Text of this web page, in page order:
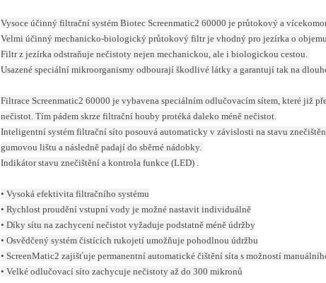
Vysoce účinný filtrační systém Biotec Screenmatic2 60000 je průtokový a
Velmi účinný mechanicko-biologický průtokový filtr je vhodný pro jezírka o
Filtr z jezírka odstraňuje nečistoty nejen mechanickou, ale i biologickou cestou.
Usazené speciální mikroorganismy odbourají škodlivé látky a garantují tak na
Filtrace Screenmatic2 60000 je vybavena speciálním odlučovacím sítem, které již
nečistot. Tím pádem skrze filtrační houby protéká daleko méně nečistot.
Inteligentní systém filtrační síto posouvá automaticky v závislosti na stavu
gumovou lištu a následně padají do sběrné nádobky.
Indikátor stavu znečištění a kontrola funkce (LED) .
• Vysoká efektivita filtračního systému
• Rychlost proudění vstupní vody je možné nastavit individuálně
• Díky sítu na zachycení nečistot vyžaduje podstatně méně údržby
• Osvědčený systém čistících rukojetí umožňuje pohodlnou údržbu
• ScreenMatic2 zajišťuje permanentní automatické čištění síta s možností
• Velké odlučovací síto zachycuje nečistoty až do 300 mikronů